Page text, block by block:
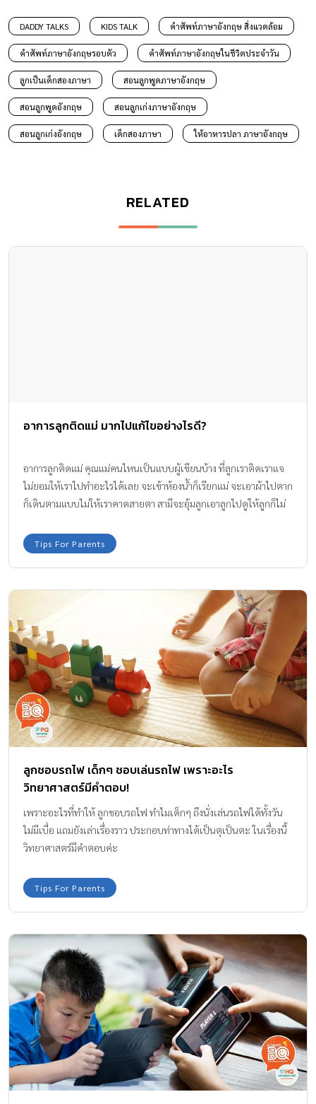
DADDY TALKS KIDS TALK คําศัพท์ภาษาอังกฤษ สิ่งแวดล้อม
คําศัพท์ภาษาอังกฤษรอบตัว คําศัพท์ภาษาอังกฤษในชีวิตประจําวัน
ลูกเป็นเด็กสองภาษา สอนลูกพูดภาษาอังกฤษ
สอนลูกพูดอังกฤษ สอนลูกเก่งภาษาอังกฤษ
สอนลูกเก่งอังกฤษ เด็กสองภาษา ให้อาหารปลา ภาษาอังกฤษ
RELATED
อาการลูกติดแม่ มากไปแก้ไขอย่างไรดี?
อาการลูกติดแม่ คุณแม่คนไหนเป็นแบบผู้เขียนบ้าง ที่ลูกเราติดเราแจ
ไม่ยอมให้เราไปทำอะไรได้เลย จะเข้าห้องน้ำก็เรียกแม่ จะเอาผ้าไปตาก
ก็เดินตามแบบไม่ให้เราคาดสายตา สามีจะอุ้มลูกเอาลูกไปดูให้ลูกก็ไม่
ใช่ไหมเนี่ย ทีมงาน Amarin Baby & Kids มีเคล็ดลับช่วยปรับพฤติกรรม
อาการลูกติดแม่ มาฝากค่ะ
Tips For Parents
ลูกชอบรถไฟ เด็กๆ ชอบเล่นรถไฟ เพราะอะไร
วิทยาศาสตร์มีคำตอบ!
เพราะอะไรที่ทำให้ ลูกชอบรถไฟ ทำไมเด็กๆ ถึงนั่งเล่นรถไฟได้ทั้งวัน
ไม่มีเบื่อ แถมยังเล่าเรื่องราว ประกอบท่าทางได้เป็นตุเป็นตะ ในเรื่องนี้
วิทยาศาสตร์มีคำตอบค่ะ
Tips For Parents